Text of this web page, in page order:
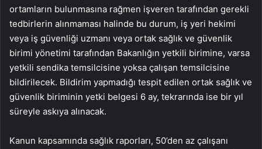
ortamların bulunmasına rağmen işveren tarafından gerekli
tedbirlerin alınmaması halinde bu durum, iş yeri hekimi
veya iş güvenliği uzmanı veya ortak sağlık ve güvenlik
birimi yönetimi tarafından Bakanlığın yetkili birimine, varsa
yetkili sendika temsilcisine yoksa çalışan temsilcisine
bildirilecek. Bildirim yapmadığı tespit edilen ortak sağlık ve
güvenlik biriminin yetki belgesi 6 ay, tekrarında ise bir yıl
süreyle askıya alınacak.
Kanun kapsamında sağlık raporları, 50’den az çalışanı